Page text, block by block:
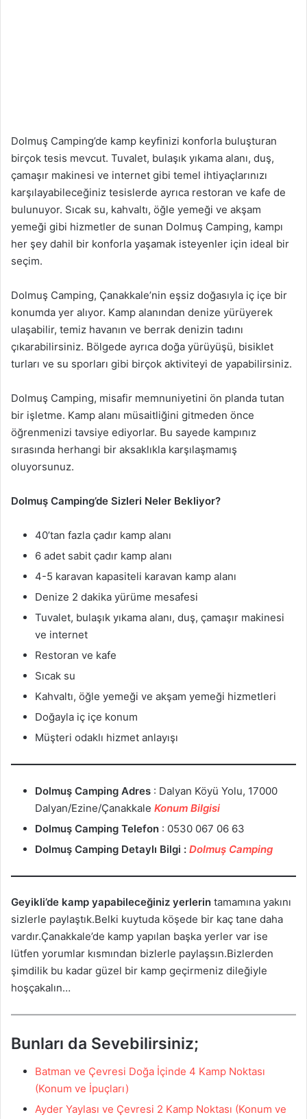
Dolmuş Camping’de kamp keyfinizi konforla buluşturan
birçok tesis mevcut. Tuvalet, bulaşık yıkama alanı, duş,
çamaşır makinesi ve internet gibi temel ihtiyaçlarınızı
karşılayabileceğiniz tesislerde ayrıca restoran ve kafe de
bulunuyor. Sıcak su, kahvaltı, öğle yemeği ve akşam
yemeği gibi hizmetler de sunan Dolmuş Camping, kampı
her şey dahil bir konforla yaşamak isteyenler için ideal bir
seçim.
Dolmuş Camping, Çanakkale’nin eşsiz doğasıyla iç içe bir
konumda yer alıyor. Kamp alanından denize yürüyerek
ulaşabilir, temiz havanın ve berrak denizin tadını
çıkarabilirsiniz. Bölgede ayrıca doğa yürüyüşü, bisiklet
turları ve su sporları gibi birçok aktiviteyi de yapabilirsiniz.
Dolmuş Camping, misafir memnuniyetini ön planda tutan
bir işletme. Kamp alanı müsaitliğini gitmeden önce
öğrenmenizi tavsiye ediyorlar. Bu sayede kampınız
sırasında herhangi bir aksaklıkla karşılaşmamış
oluyorsunuz.
Dolmuş Camping’de Sizleri Neler Bekliyor?
40’tan fazla çadır kamp alanı
6 adet sabit çadır kamp alanı
4-5 karavan kapasiteli karavan kamp alanı
Denize 2 dakika yürüme mesafesi
Tuvalet, bulaşık yıkama alanı, duş, çamaşır makinesi
ve internet
Restoran ve kafe
Sıcak su
Kahvaltı, öğle yemeği ve akşam yemeği hizmetleri
Doğayla iç içe konum
Müşteri odaklı hizmet anlayışı
Dolmuş Camping Adres : Dalyan Köyü Yolu, 17000
Dalyan/Ezine/Çanakkale Konum Bilgisi
Dolmuş Camping Telefon : 0530 067 06 63
Dolmuş Camping Detaylı Bilgi : Dolmuş Camping
Geyikli’de kamp yapabileceğiniz yerlerin tamamına yakını
sizlerle paylaştık.Belki kuytuda köşede bir kaç tane daha
vardır.Çanakkale’de kamp yapılan başka yerler var ise
lütfen yorumlar kısmından bizlerle paylaşsın.Bizlerden
şimdilik bu kadar güzel bir kamp geçirmeniz dileğiyle
hoşçakalın…
Bunları da Sevebilirsiniz;
Batman ve Çevresi Doğa İçinde 4 Kamp Noktası
(Konum ve İpuçları)
Ayder Yaylası ve Çevresi 2 Kamp Noktası (Konum ve